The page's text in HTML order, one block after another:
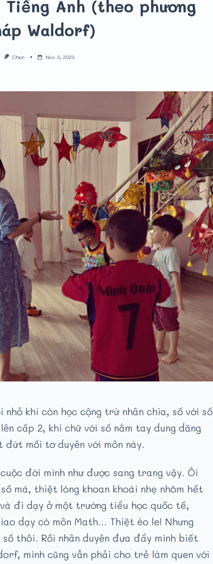
Tiếng Anh (theo phương
Waldorf)
Chan Nov 3, 2023
nhỏ khi còn học cộng trừ nhân chia, số với số
cấp 2, khi chữ với số nắm tay dung dăng
mối tơ duyên với môn này.
đời mình như được sang trang vậy. Ôi
má, thiệt lòng khoan khoái nhẹ nhõm hết
đi dạy ở một trường tiểu học quốc tế,
dạy có môn Math… Thiệt éo le! Nhưng
thôi. Rồi nhân duyên đưa đẩy mình biết
mình cũng vẫn phải cho trẻ làm quen với